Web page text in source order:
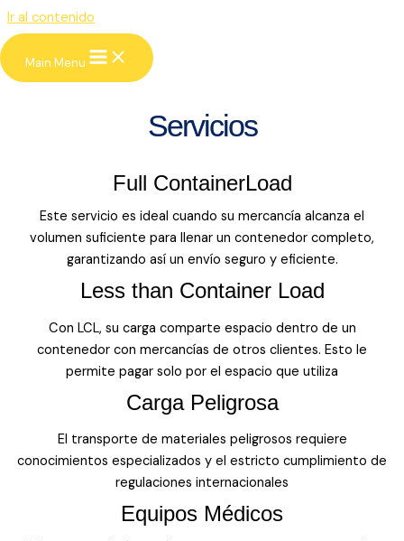
Ir al contenido
Main Menu
KGS Businees Group
Look deep into nature, and you will
Servicios
Full ContainerLoad
Este servicio es ideal cuando su mercancía alcanza el
volumen suficiente para llenar un contenedor completo,
garantizando así un envío seguro y eficiente.
Less than Container Load
Con LCL, su carga comparte espacio dentro de un
contenedor con mercancías de otros clientes. Esto le
permite pagar solo por el espacio que utiliza
Carga Peligrosa
El transporte de materiales peligrosos requiere
conocimientos especializados y el estricto cumplimiento de
regulaciones internacionales
Equipos Médicos